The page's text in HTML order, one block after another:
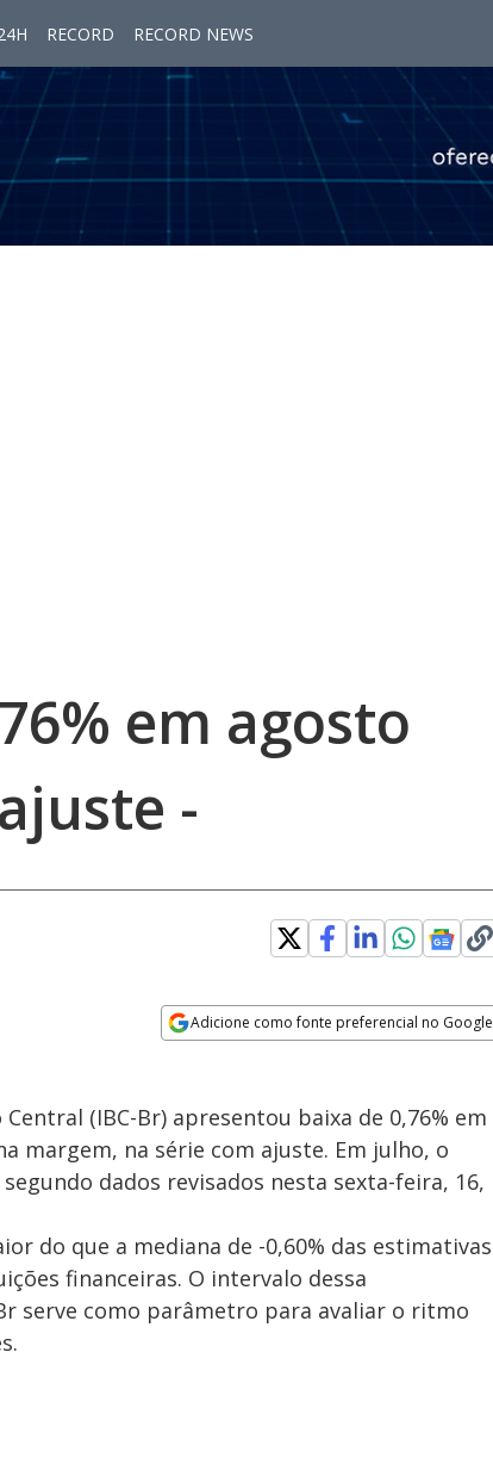
RECORD RECORD NEWS
em agosto
-
Adicione como fonte preferencial no Google
(IBC-Br) apresentou baixa de 0,76% em
margem, na série com ajuste. Em julho, o
dados revisados nesta sexta-feira, 16,
do que a mediana de -0,60% das estimativas
financeiras. O intervalo dessa
serve como parâmetro para avaliar o ritmo